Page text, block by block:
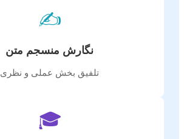
✍️
نگارش منسجم متن
تلفیق بخش عملی و نظری
🎓